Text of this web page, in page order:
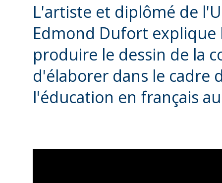
L'artiste et diplômé de
Edmond Dufort explique
produire le dessin de la
d'élaborer dans le cadre
l'éducation en français